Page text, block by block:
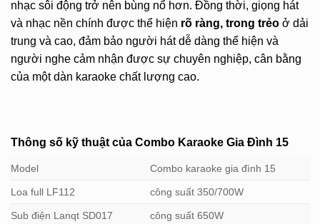
nhạc sôi động trở nên bùng nổ hơn. Đồng thời, giọng hát
và nhạc nền chính được thể hiện rõ ràng, trong trẻo ở dải
trung và cao, đảm bảo người hát dễ dàng thể hiện và
người nghe cảm nhận được sự chuyên nghiệp, cân bằng
của một dàn karaoke chất lượng cao.
Thông số kỹ thuật của Combo Karaoke Gia Đình 15
Model Combo karaoke gia đình 15
Loa full LF112 công suất 350/700W
Sub điện Lanqt SD017 công suất 650W